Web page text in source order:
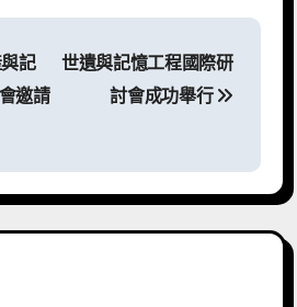
記
邀請
世遺與記憶工程國際研
討會成功舉行